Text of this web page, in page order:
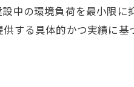
中の環境負荷を最小限に
する具体的かつ実績に基